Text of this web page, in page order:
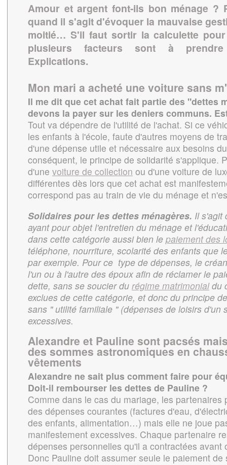
Amour et argent font-ils bon ménage ?
quand il s'agit d'évoquer la mauvaise
moitié… S'il faut sortir la calculette
plusieurs facteurs sont à prendre
Explications.
Mon mari a acheté une voiture sans
Il me dit que cet achat fait partie des "dettes
devons la payer sur les deniers communs.
Tout va dépendre de l'utilité de l'achat. Si ce
les enfants à l'école, faute d'autres moyens de
d'une dépense utile et nécessaire aux besoins
conséquent, le principe de solidarité s'applique.
d'une voiture de collection ou d'une voiture de
différentes dès lors que cet achat est
correspond pas au train de vie du ménage et
Solidaires pour les dettes ménagères. Il s'agit
ayant pour objet l'entretien du ménage et
dans cette catégorie aussi bien le paiement des
téléphone, nourriture, scolarité des enfants que
par exemple. Pour ce type de dépenses, le
l'un ou à l'autre des époux afin de réclamer le
dette, sans se soucier du régime matrimonialdu
exclues de cette catégorie, et donc du principe
sans " utilité familiale " (dépenses de loisirs
excessives.
Alexandre et Pauline sont pacsés
des sommes astronomiques en
vêtements
Alexandre ne sait plus comment faire pour
Doit-il rembourser les dettes de Pauline ?
Comme dans le cas du mariage, les partenaires
des dépenses courantes (factures d'eau,
des enfants, alimentation…) mais elle ne joue
manifestement excessives. Chaque partenaire
dépenses personnelles qu'il a contractées
Donc Pauline doit assumer seule le paiement de